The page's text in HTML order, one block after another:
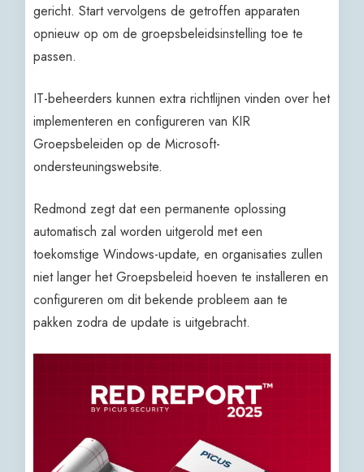
gericht. Start vervolgens de getroffen apparaten
opnieuw op om de groepsbeleidsinstelling toe te
passen.
IT-beheerders kunnen extra richtlijnen vinden over het
implementeren en configureren van KIR
Groepsbeleiden op de Microsoft-
ondersteuningswebsite.
Redmond zegt dat een permanente oplossing
automatisch zal worden uitgerold met een
toekomstige Windows-update, en organisaties zullen
niet langer het Groepsbeleid hoeven te installeren en
configureren om dit bekende probleem aan te
pakken zodra de update is uitgebracht.